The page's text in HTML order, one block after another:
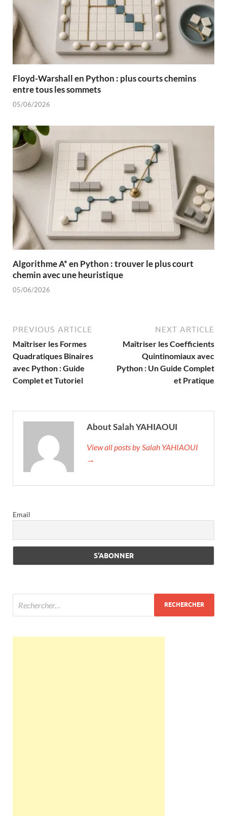
Floyd-Warshall en Python : plus courts chemins
entre tous les sommets
05/06/2026
Algorithme A* en Python : trouver le plus court
chemin avec une heuristique
05/06/2026
PREVIOUS ARTICLE
Maîtriser les Formes
Quadratiques Binaires
avec Python : Guide
Complet et Tutoriel
NEXT ARTICLE
Maîtriser les Coefficients
Quintinomiaux avec
Python : Un Guide Complet
et Pratique
About Salah YAHIAOUI
View all posts by Salah YAHIAOUI
→
Email